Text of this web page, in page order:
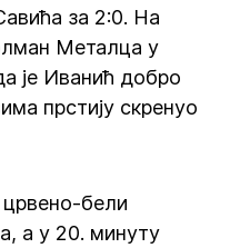
за 2:0. На
Металца у
је Иванић добро
прстију скренуо
црвено-бели
а у 20. минуту